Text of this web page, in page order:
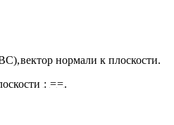
вектор нормали к плоскости.
: ==.